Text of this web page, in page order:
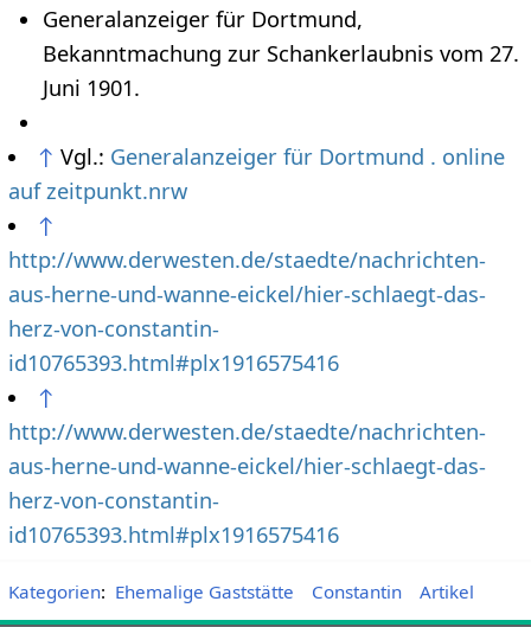
Generalanzeiger für Dortmund,
Bekanntmachung zur Schankerlaubnis vom 27.
Juni 1901.
↑ Vgl.: Generalanzeiger für Dortmund . online
auf zeitpunkt.nrw
↑
http://www.derwesten.de/staedte/nachrichten-
aus-herne-und-wanne-eickel/hier-schlaegt-das-
herz-von-constantin-
id10765393.html#plx1916575416
↑
http://www.derwesten.de/staedte/nachrichten-
aus-herne-und-wanne-eickel/hier-schlaegt-das-
herz-von-constantin-
id10765393.html#plx1916575416
Kategorien: Ehemalige Gaststätte Constantin Artikel